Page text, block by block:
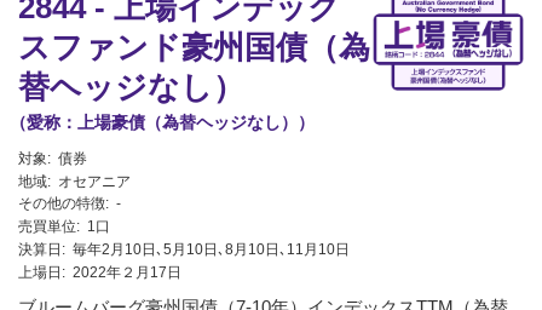
2844 - 上場インデック
スファンド豪州国債（為
替ヘッジなし）
（愛称：上場豪債（為替ヘッジなし））
対象: 債券
地域: オセアニア
その他の特徴: -
売買単位: 1口
決算日: 毎年2月10日､5月10日､8月10日､11月10日
上場日: 2022年２月17日